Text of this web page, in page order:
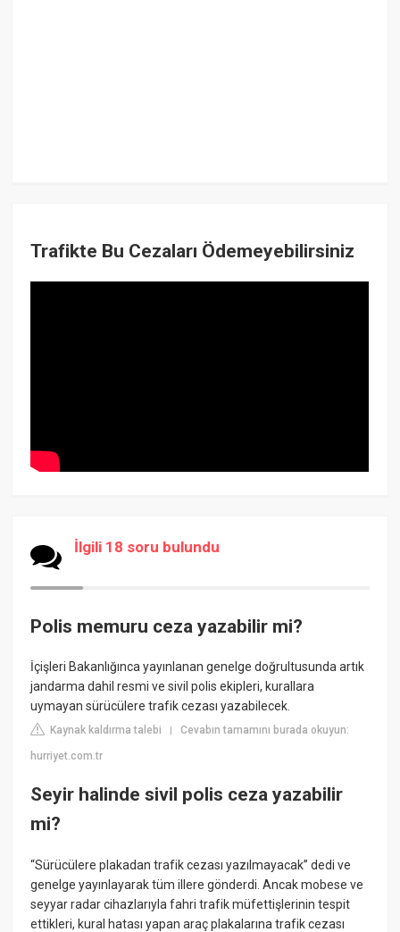
Trafikte Bu Cezaları Ödemeyebilirsiniz
İlgili 18 soru bulundu
Polis memuru ceza yazabilir mi?
İçişleri Bakanlığınca yayınlanan genelge doğrultusunda artık
jandarma dahil resmi ve sivil polis ekipleri, kurallara
uymayan sürücülere trafik cezası yazabilecek.
Kaynak kaldırma talebi |Cevabın tamamını burada okuyun:
hurriyet.com.tr
Seyir halinde sivil polis ceza yazabilir
mi?
“Sürücülere plakadan trafik cezası yazılmayacak” dedi ve
genelge yayınlayarak tüm illere gönderdi. Ancak mobese ve
seyyar radar cihazlarıyla fahri trafik müfettişlerinin tespit
ettikleri, kural hatası yapan araç plakalarına trafik cezası